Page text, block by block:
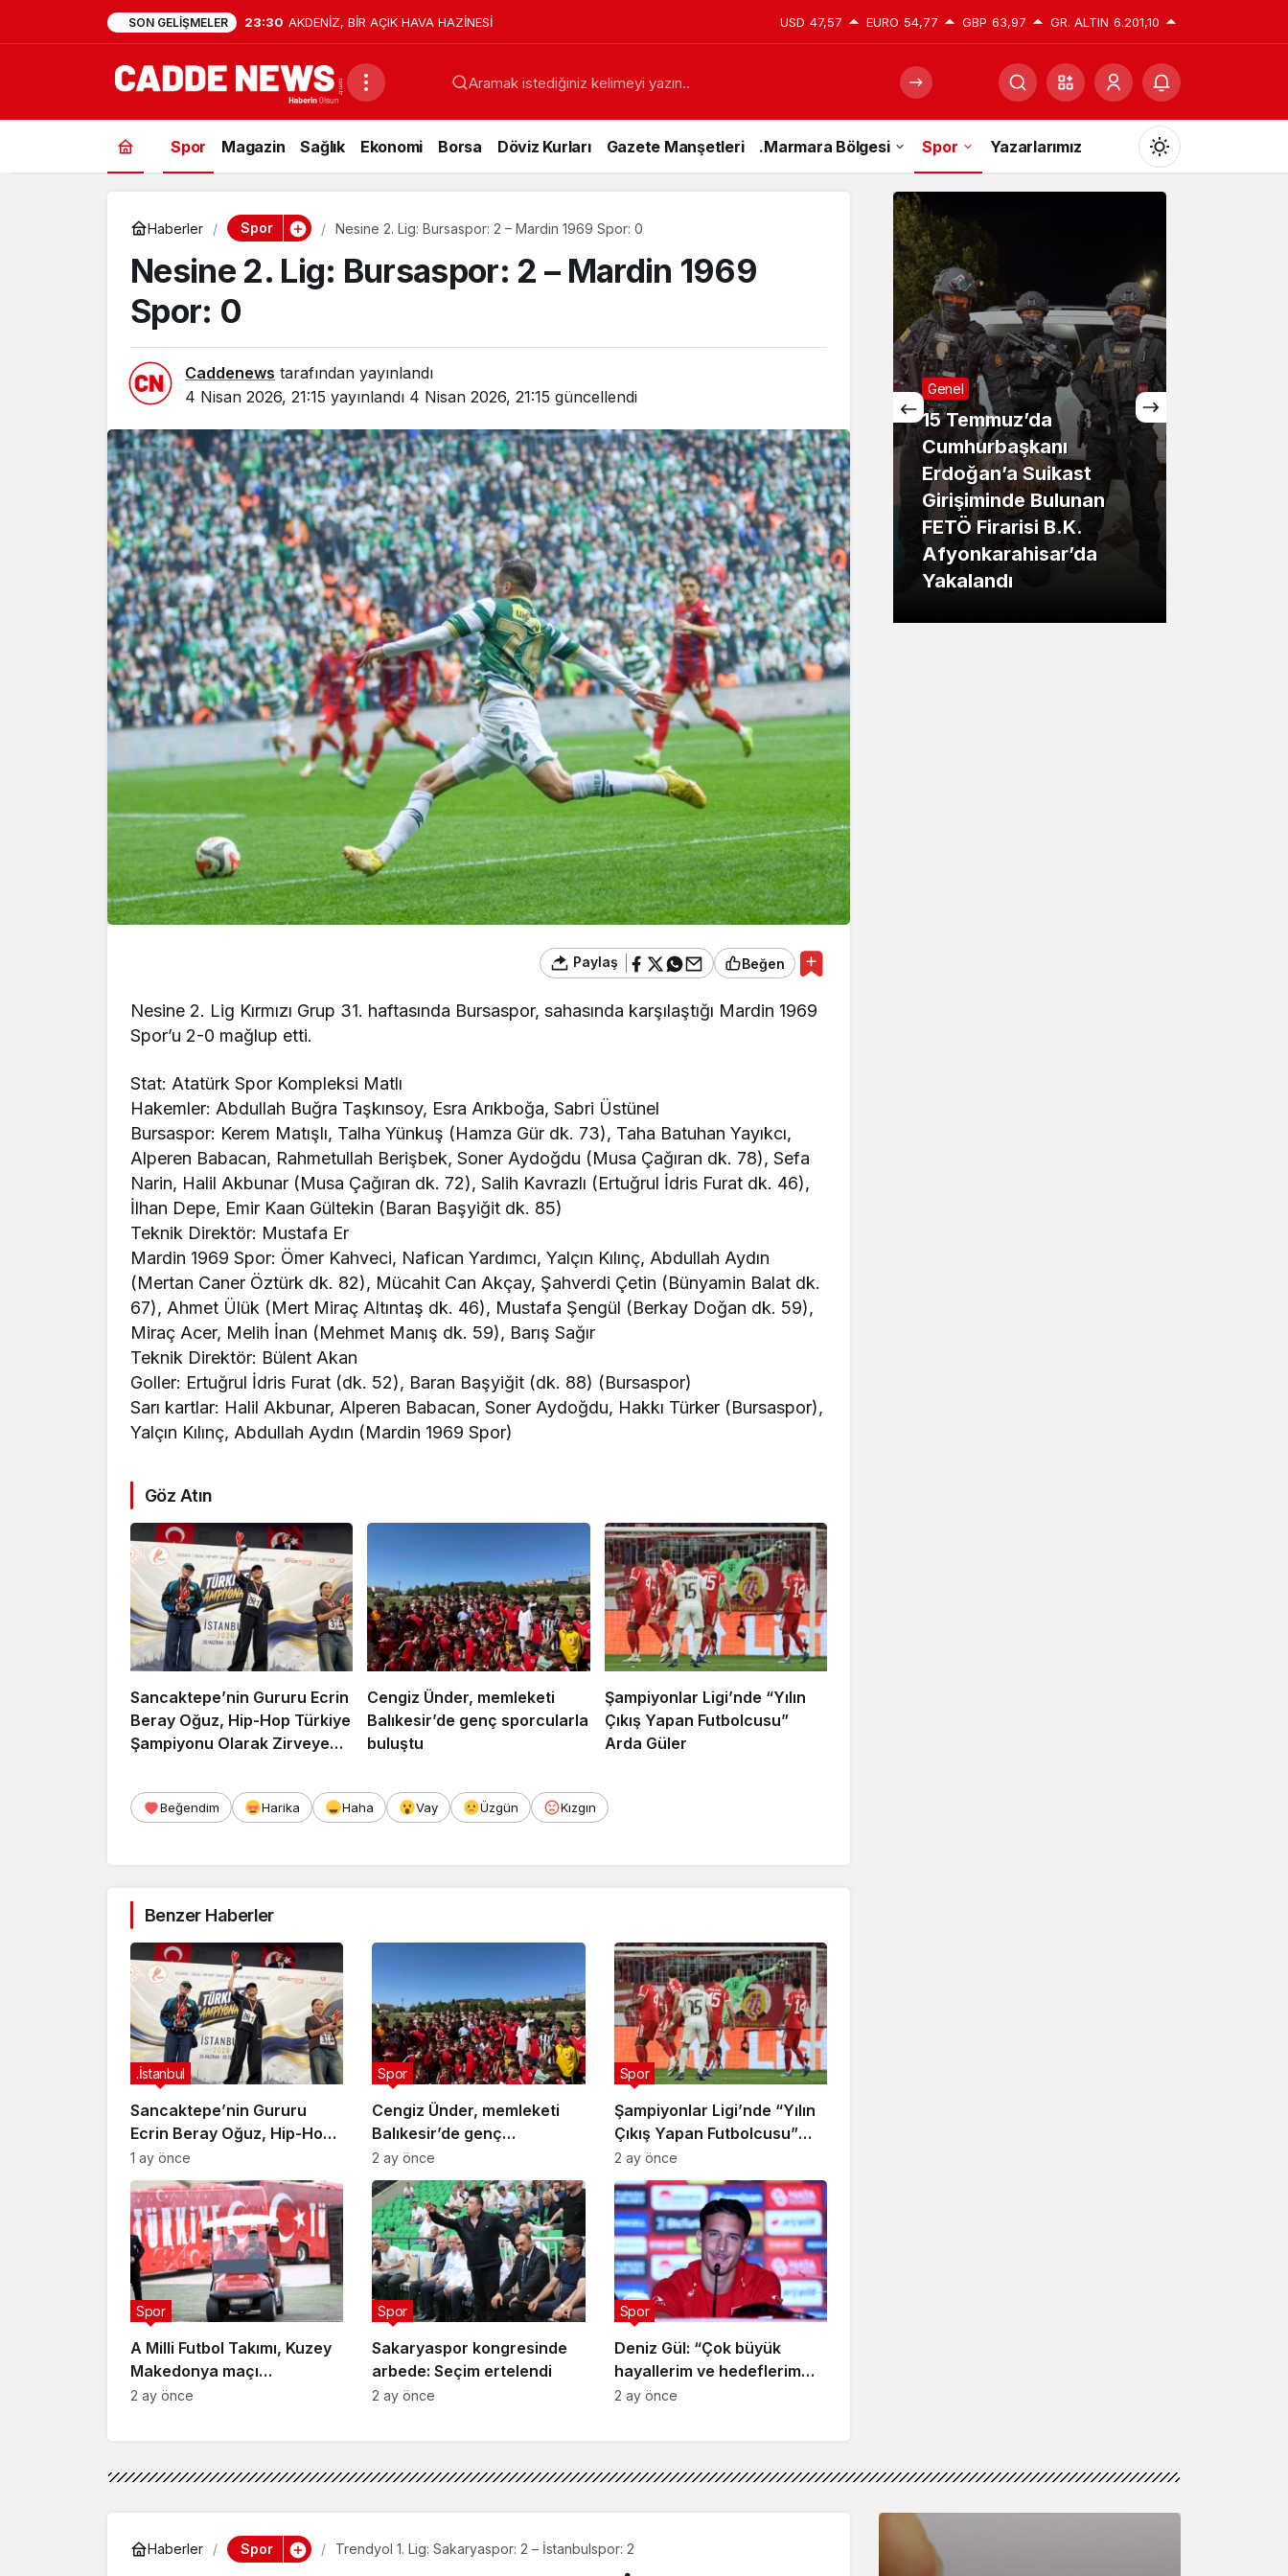
SON GELIŞMELER 23:30 AKDENİZ, BİR AÇIK HAVA HAZİNESİ USD 47,57 EURO 54,77 GBP 63,97 GR. ALTIN 6.201,10
Aramak istediğiniz kelimeyi yazın..
Spor Magazin Sağlık Ekonomi Borsa Döviz Kurları Gazete Manşetleri .Marmara Bölgesi Spor Yazarlarımız
Mod
değiştir
Gündüz Modu
Gündüz modunu seçin.
Gece Modu
Gece modunu seçin.
Sistem Modu
Sistem modunu seçin.
Haberler Spor Nesine 2. Lig: Bursaspor: 2 – Mardin 1969 Spor: 0
Nesine 2. Lig: Bursaspor: 2 – Mardin 1969
Spor: 0
Caddenews tarafından yayınlandı
4 Nisan 2026, 21:15 yayınlandı 4 Nisan 2026, 21:15 güncellendi
Paylaş Beğen
Nesine 2. Lig Kırmızı Grup 31. haftasında Bursaspor, sahasında karşılaştığı Mardin 1969
Spor’u 2-0 mağlup etti.
Stat: Atatürk Spor Kompleksi Matlı
Hakemler: Abdullah Buğra Taşkınsoy, Esra Arıkboğa, Sabri Üstünel
Bursaspor: Kerem Matışlı, Talha Yünkuş (Hamza Gür dk. 73), Taha Batuhan Yayıkcı,
Alperen Babacan, Rahmetullah Berişbek, Soner Aydoğdu (Musa Çağıran dk. 78), Sefa
Narin, Halil Akbunar (Musa Çağıran dk. 72), Salih Kavrazlı (Ertuğrul İdris Furat dk. 46),
İlhan Depe, Emir Kaan Gültekin (Baran Başyiğit dk. 85)
Teknik Direktör: Mustafa Er
Mardin 1969 Spor: Ömer Kahveci, Nafican Yardımcı, Yalçın Kılınç, Abdullah Aydın
(Mertan Caner Öztürk dk. 82), Mücahit Can Akçay, Şahverdi Çetin (Bünyamin Balat dk.
67), Ahmet Ülük (Mert Miraç Altıntaş dk. 46), Mustafa Şengül (Berkay Doğan dk. 59),
Miraç Acer, Melih İnan (Mehmet Manış dk. 59), Barış Sağır
Teknik Direktör: Bülent Akan
Goller: Ertuğrul İdris Furat (dk. 52), Baran Başyiğit (dk. 88) (Bursaspor)
Sarı kartlar: Halil Akbunar, Alperen Babacan, Soner Aydoğdu, Hakkı Türker (Bursaspor),
Yalçın Kılınç, Abdullah Aydın (Mardin 1969 Spor)
Göz Atın
Sancaktepe’nin Gururu Ecrin
Beray Oğuz, Hip-Hop Türkiye
Şampiyonu Olarak Zirveye
Cengiz Ünder, memleketi
Balıkesir’de genç sporcularla
buluştu
Şampiyonlar Ligi’nde “Yılın
Çıkış Yapan Futbolcusu”
Arda Güler
Beğendim Harika Haha Vay Üzgün Kızgın
Benzer Haberler
Sancaktepe’nin Gururu
Ecrin Beray Oğuz, Hip-Hop
Türkiye Şampiyonu Olarak
Zirveye Çıktı
.İstanbul
1 ay önce
Cengiz Ünder, memleketi
Balıkesir’de genç
sporcularla buluştu
Spor
2 ay önce
Şampiyonlar Ligi’nde “Yılın
Çıkış Yapan Futbolcusu”
Arda Güler
Spor
2 ay önce
A Milli Futbol Takımı, Kuzey
Makedonya maçı
hazırlıklarını tamamladı
Spor
2 ay önce
Sakaryaspor kongresinde
arbede: Seçim ertelendi
Spor
2 ay önce
Deniz Gül: “Çok büyük
hayallerim ve hedeflerim
var”
Spor
2 ay önce
Yazarlar
AKDENİZ, BİR AÇIK
HAVA HAZİNESİ
Genel
15 Temmuz’da
Cumhurbaşkanı
Erdoğan’a Suikast
Girişiminde Bulunan
FETÖ Firarisi B.K.
Afyonkarahisar’da
Yakalandı
Haberler Spor Trendyol 1. Lig: Sakaryaspor: 2 – İstanbulspor: 2